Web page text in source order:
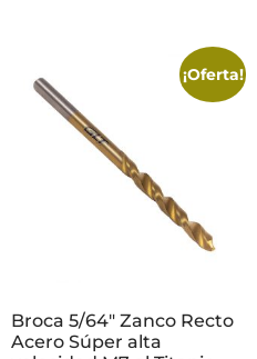
¡Oferta!
Broca 5/64″ Zanco Recto
Acero Súper alta